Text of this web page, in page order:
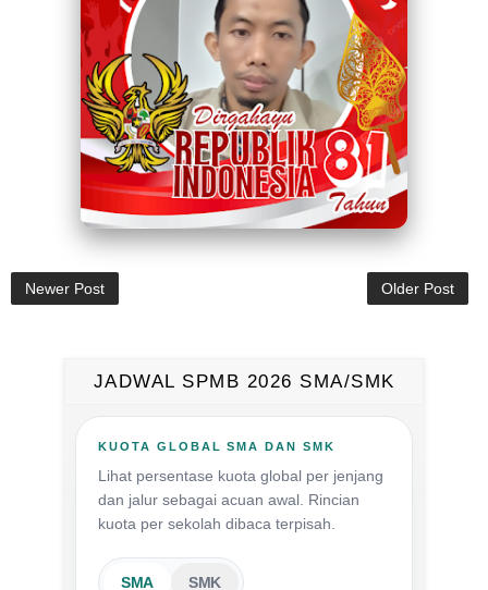
Newer Post Older Post
JADWAL SPMB 2026 SMA/SMK
KUOTA GLOBAL SMA DAN SMK
Lihat persentase kuota global per jenjang
dan jalur sebagai acuan awal. Rincian
kuota per sekolah dibaca terpisah.
SMA SMK